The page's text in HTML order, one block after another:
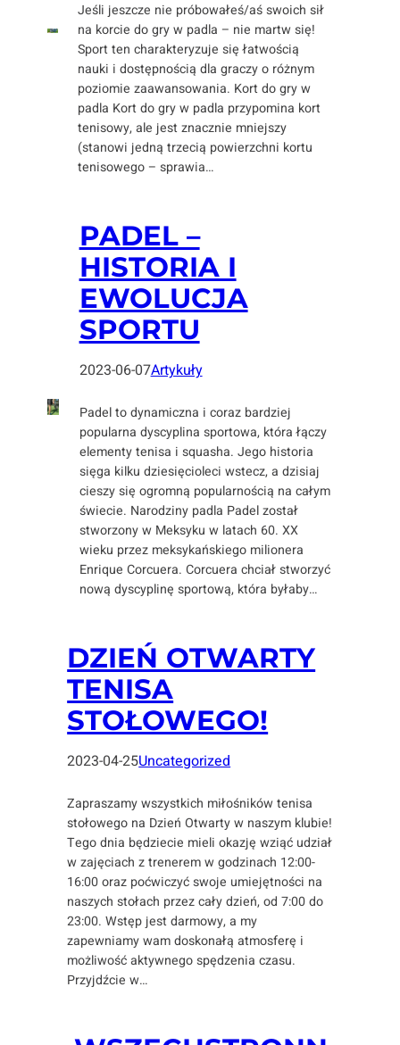
Jeśli jeszcze nie próbowałeś/aś swoich sił
na korcie do gry w padla – nie martw się!
Sport ten charakteryzuje się łatwością
nauki i dostępnością dla graczy o różnym
poziomie zaawansowania. Kort do gry w
padla Kort do gry w padla przypomina kort
tenisowy, ale jest znacznie mniejszy
(stanowi jedną trzecią powierzchni kortu
tenisowego – sprawia…
PADEL –
HISTORIA I
EWOLUCJA
SPORTU
2023-06-07Artykuły
Padel to dynamiczna i coraz bardziej
popularna dyscyplina sportowa, która łączy
elementy tenisa i squasha. Jego historia
sięga kilku dziesięcioleci wstecz, a dzisiaj
cieszy się ogromną popularnością na całym
świecie. Narodziny padla Padel został
stworzony w Meksyku w latach 60. XX
wieku przez meksykańskiego milionera
Enrique Corcuera. Corcuera chciał stworzyć
nową dyscyplinę sportową, która byłaby…
DZIEŃ OTWARTY
TENISA
STOŁOWEGO!
2023-04-25Uncategorized
Zapraszamy wszystkich miłośników tenisa
stołowego na Dzień Otwarty w naszym klubie!
Tego dnia będziecie mieli okazję wziąć udział
w zajęciach z trenerem w godzinach 12:00-
16:00 oraz poćwiczyć swoje umiejętności na
naszych stołach przez cały dzień, od 7:00 do
23:00. Wstęp jest darmowy, a my
zapewniamy wam doskonałą atmosferę i
możliwość aktywnego spędzenia czasu.
Przyjdźcie w…